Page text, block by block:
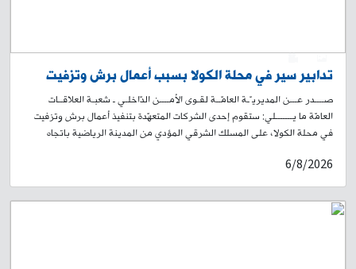
تدابير سير في محلة الكولا بسبب أعمال برش وتزفيت
صــــدر عـــن المديريـّـة العامّــة لقـوى الأمــــن الدّاخلـي ـ شعبـة العلاقــات
العامّة ما يـــــــلي: ستقوم إحدى الشركات المتعهّدة بتنفيذ أعمال برش وتزفيت
في محلة الكولا، على المسلك الشرقي المؤدي من المدينة الرياضية باتجاه
البستاني صعودًا لغاية حلويات الداعوق. سيُباشَر بالأعمال اعتبارًا من الساعة
19:00 من تاريخ اليوم 6-8-2026، ولغاية الساعة 19:00 من تاريخ 9-8-2026.
وسيؤدي ذلك إلى منع المرور في المكان، وتحويل السير القادم من المدينة
الرياضية باتجاه الكولا الشرقية إلى شارع محمد خرمة، وصولًا إلى شارع الجامعة
6/8/2026